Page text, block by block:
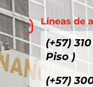
 Líneas de
(+57)
Piso )
(+57)